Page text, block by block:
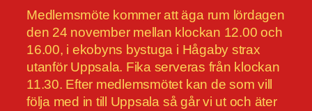
Medlemsmöte kommer att äga rum lördagen
den 24 november mellan klockan 12.00 och
16.00, i ekobyns bystuga i Hågaby strax
utanför Uppsala. Fika serveras från klockan
11.30. Efter medlemsmötet kan de som vill
följa med in till Uppsala så går vi ut och äter